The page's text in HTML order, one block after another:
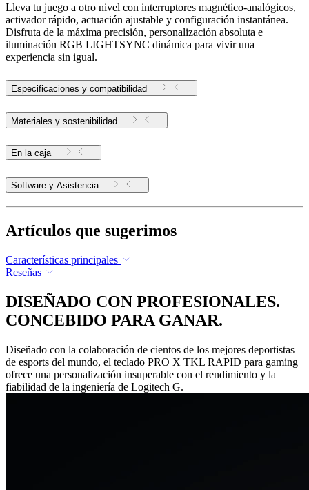
Lleva tu juego a otro nivel con interruptores magnético-analógicos,
activador rápido, actuación ajustable y configuración instantánea.
Disfruta de la máxima precisión, personalización absoluta e
iluminación RGB LIGHTSYNC dinámica para vivir una
experiencia sin igual.
Especificaciones y compatibilidad
Materiales y sostenibilidad
En la caja
Software y Asistencia
Artículos que sugerimos
Características principales
Reseñas
DISEÑADO CON PROFESIONALES.
CONCEBIDO PARA GANAR.
Diseñado con la colaboración de cientos de los mejores deportistas
de esports del mundo, el teclado PRO X TKL RAPID para gaming
ofrece una personalización insuperable con el rendimiento y la
fiabilidad de la ingeniería de Logitech G.